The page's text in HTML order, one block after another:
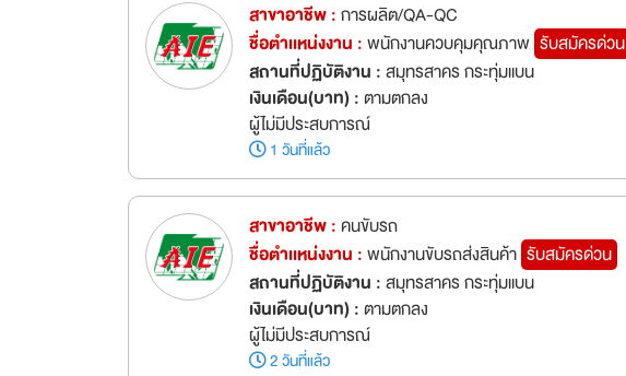
สาขาอาชีพ :การผลิต/QA-QC
ชื่อตำเเหน่งงาน :พนักงานควบคุมคุณภาพ รับสมัครด่วน
สถานที่ปฏิบัติงาน :สมุทรสาคร กระทุ่มแบน
เงินเดือน(บาท) :ตามตกลง
ผู้ไม่มีประสบการณ์
1 วันที่แล้ว
สาขาอาชีพ :คนขับรถ
ชื่อตำเเหน่งงาน :พนักงานขับรถส่งสินค้า รับสมัครด่วน
สถานที่ปฏิบัติงาน :สมุทรสาคร กระทุ่มแบน
เงินเดือน(บาท) :ตามตกลง
ผู้ไม่มีประสบการณ์
2 วันที่แล้ว